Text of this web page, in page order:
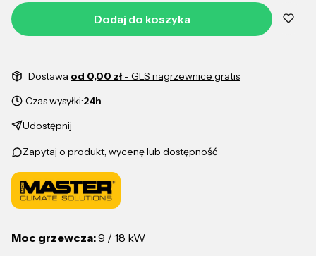
Dodaj do koszyka
Dostawa od 0,00 zł- GLS nagrzewnice gratis
Czas wysyłki:24h
Udostępnij
Zapytaj o produkt, wycenę lub dostępność
Moc grzewcza:9 / 18 kW